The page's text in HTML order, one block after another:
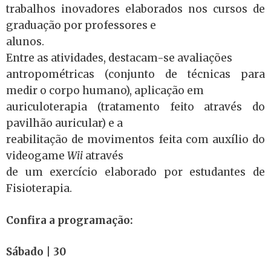
trabalhos inovadores elaborados nos cursos de
graduação por professores e
alunos.
Entre as atividades, destacam-se avaliações
antropométricas (conjunto de técnicas para
medir o corpo humano), aplicação em
auriculoterapia (tratamento feito através do
pavilhão auricular) e a
reabilitação de movimentos feita com auxílio do
videogame Wii através
de um exercício elaborado por estudantes de
Fisioterapia.
Confira a programação:
Sábado | 30